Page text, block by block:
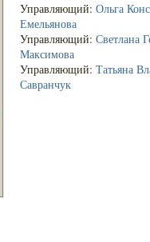
Управляющий: Ольга
Емельянова
Управляющий: Светлана
Максимова
Управляющий: Татьяна
Савранчук